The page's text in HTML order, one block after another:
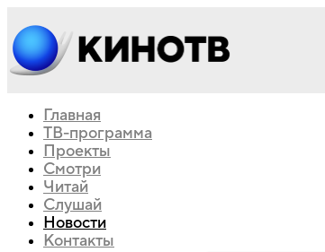
Главная
ТВ-программа
Проекты
Смотри
Читай
Слушай
Новости
Контакты